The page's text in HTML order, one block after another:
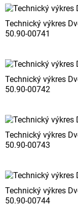
Technický výkres
50.90-00741
Technický výkres
50.90-00742
Technický výkres
50.90-00743
Technický výkres
50.90-00744